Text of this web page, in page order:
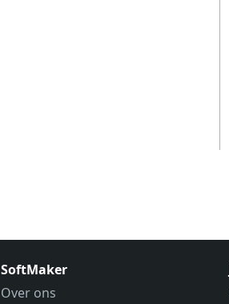
SoftMaker
Over ons